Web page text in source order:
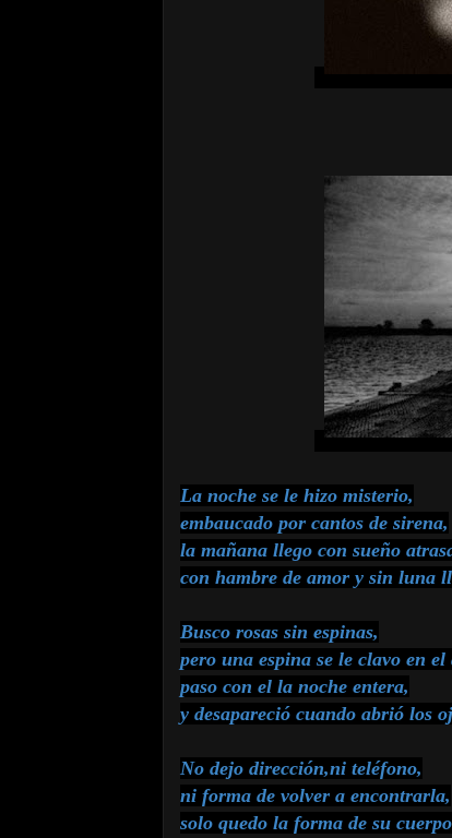
La noche se le hizo misterio,
embaucado por cantos de sirena,
la mañana llego con sueño
con hambre de amor y sin luna
Busco rosas sin espinas,
pero una espina se le clavo en el
paso con el la noche entera,
y desapareció cuando abrió los
No dejo dirección,ni teléfono,
ni forma de volver a encontrarla,
solo quedo la forma de su